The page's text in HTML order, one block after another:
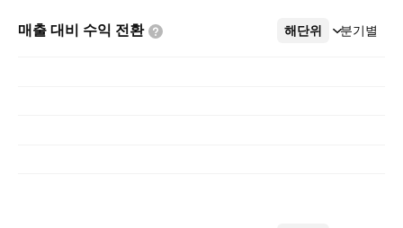
매출 대비 수익 전환 해단위 분기별
더보기